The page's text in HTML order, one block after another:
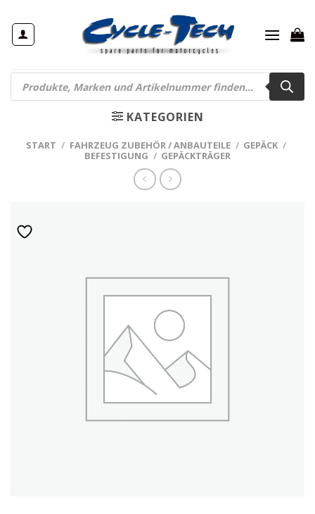
Inhalt
springen
Products
search
KATEGORIEN
START / FAHRZEUG ZUBEHÖR / ANBAUTEILE / GEPÄCK /
BEFESTIGUNG / GEPÄCKTRÄGER